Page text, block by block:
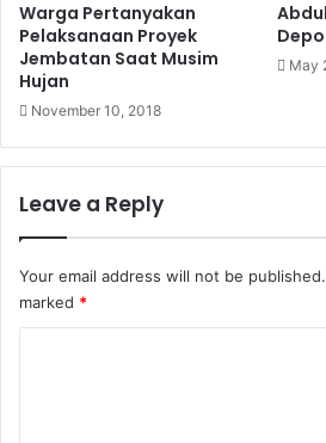
Warga Pertanyakan
Pelaksanaan Proyek
Jembatan Saat Musim
Hujan
November 10, 2018
May
Leave a Reply
Your email address will not be published.
marked *